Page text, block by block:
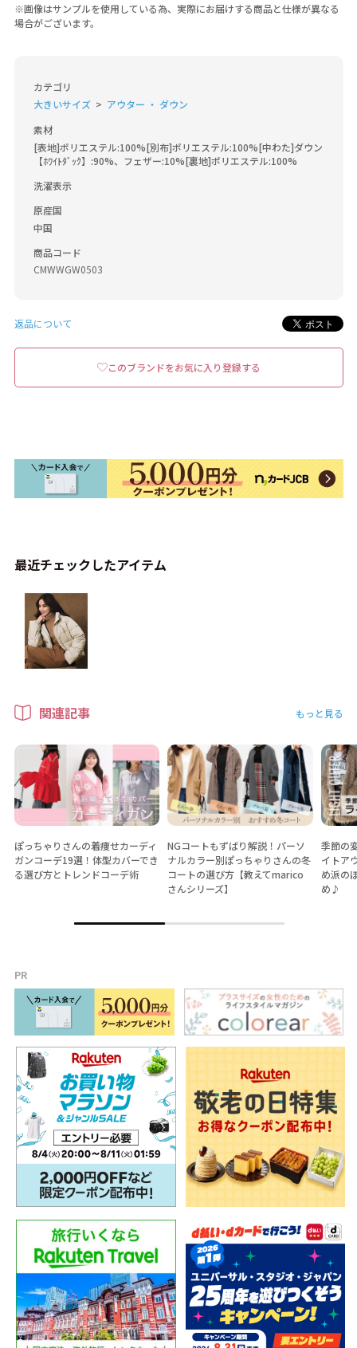
※画像はサンプルを使用している為、実際にお届けする商品と仕様が異なる
場合がございます。
カテゴリ
大きいサイズ
アウター ・ ダウン
素材
[表地]ポリエステル:100%[別布]ポリエステル:100%[中わた]ダウン
【ﾎﾜｲﾄﾀﾞｯｸ】:90%、フェザー:10%[裏地]ポリエステル:100%
洗濯表示
原産国
中国
商品コード
CMWWGW0503
返品について
このブランドをお気に入り登録する
最近チェックしたアイテム
関連記事 もっと見る
ぽっちゃりさんの着痩せカーディ
ガンコーデ19選！体型カバーでき
る選び方とトレンドコーデ術
NGコートもずばり解説！パーソ
ナルカラー別ぽっちゃりさんの冬
コートの選び方【教えてmarico
さんシリーズ】
季節の
イトア
め派の
め♪
PR